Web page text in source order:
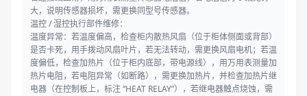
大，说明传感器损坏，需更换同型号传感器。
温控 / 湿控执行部件维修：
温度异常：若温度偏高，检查柜内散热风扇（位于柜体侧面或背部）
是否卡死，用手拨动风扇叶片，若无法转动，需更换风扇电机；若温
度偏低，检查加热片（位于柜内底部，带电源线），用万用表测量加
热片电阻，若电阻异常（如断路），需更换加热片，并检查加热片继
电器（在控制板上，标注 “HEAT RELAY”），若继电器触点烧蚀，需